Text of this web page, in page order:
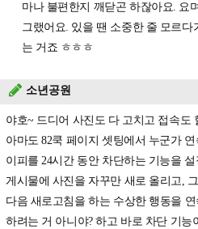
마나 불편한지 깨닫곤 하잖아요. 요
그랬어요. 있을 땐 소중한 줄 모르
는 거죠 ㅎㅎㅎ
소년공원
야호~ 드디어 사진도 다 고치고 접속도
아마도 82쿡 페이지 셋팅에서 누군가
이피를 24시간 동안 차단하는 기능을
게시물에 사진을 자꾸만 새로 올리고,
다음 새로고침을 하는 수상한 행동을
하려는 거 아니야? 하고 바로 차단 기능